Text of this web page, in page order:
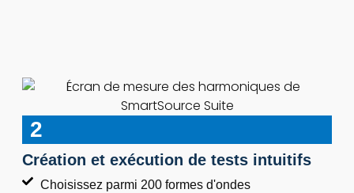
2
Création et exécution de tests intuitifs
Choisissez parmi 200 formes d'ondes